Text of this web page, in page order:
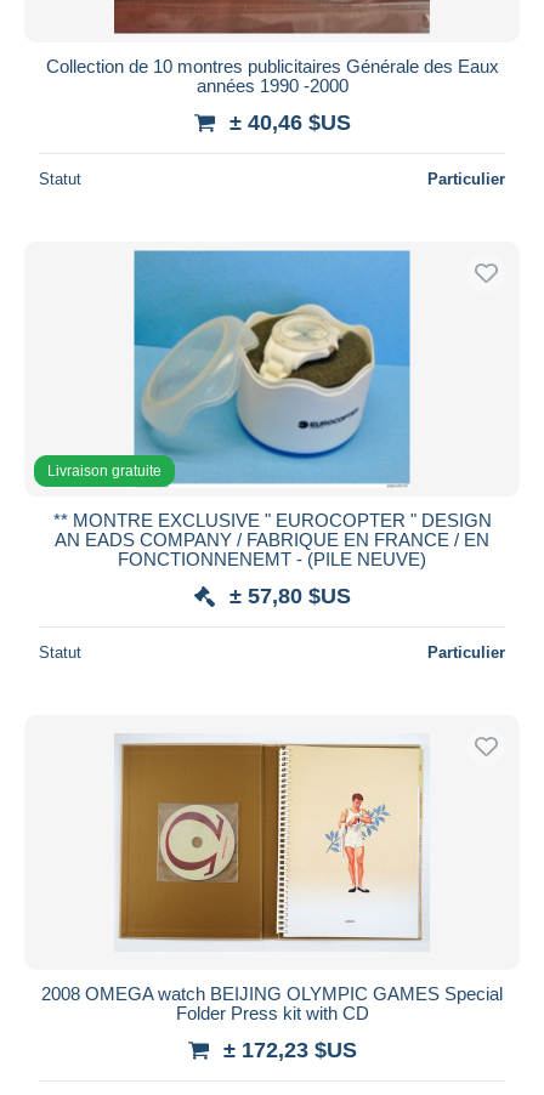
Collection de 10 montres publicitaires Générale des Eaux
années 1990 -2000
± 40,46 $US
Statut Particulier
Livraison gratuite
** MONTRE EXCLUSIVE " EUROCOPTER " DESIGN
AN EADS COMPANY / FABRIQUE EN FRANCE / EN
FONCTIONNENEMT - (PILE NEUVE)
± 57,80 $US
Statut Particulier
2008 OMEGA watch BEIJING OLYMPIC GAMES Special
Folder Press kit with CD
± 172,23 $US